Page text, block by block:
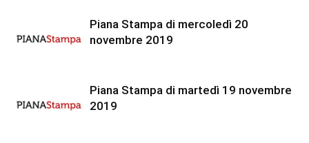
Piana Stampa di mercoledì 20
novembre 2019
Piana Stampa di martedì 19 novembre
2019